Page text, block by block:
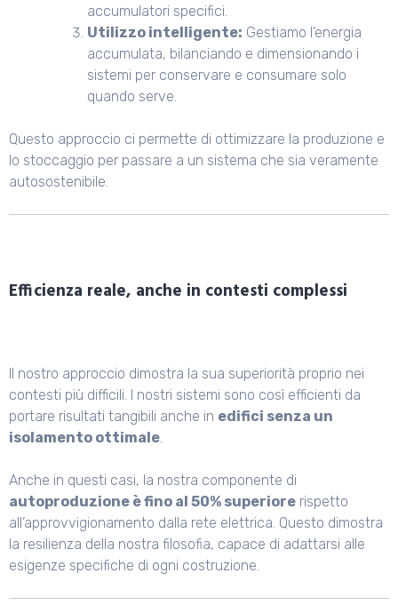
accumulatori specifici.
Utilizzo intelligente: Gestiamo l’energia
accumulata, bilanciando e dimensionando i
sistemi per conservare e consumare solo
quando serve.
Questo approccio ci permette di ottimizzare la produzione e
lo stoccaggio per passare a un sistema che sia veramente
autosostenibile.
Efficienza reale, anche in contesti complessi
Il nostro approccio dimostra la sua superiorità proprio nei
contesti più difficili. I nostri sistemi sono così efficienti da
portare risultati tangibili anche in edifici senza un
isolamento ottimale.
Anche in questi casi, la nostra componente di
autoproduzione è fino al 50% superiore rispetto
all’approvvigionamento dalla rete elettrica. Questo dimostra
la resilienza della nostra filosofia, capace di adattarsi alle
esigenze specifiche di ogni costruzione.